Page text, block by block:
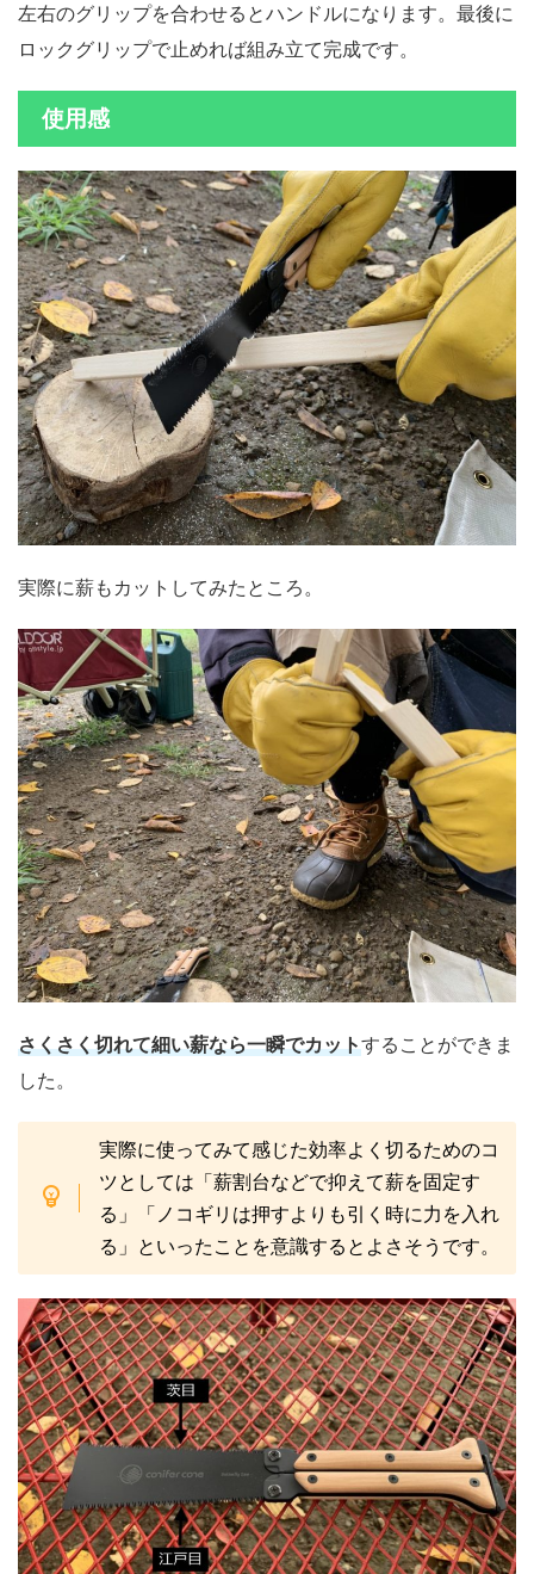
左右のグリップを合わせるとハンドルになります。最後に
ロックグリップで止めれば組み立て完成です。
使用感
実際に薪もカットしてみたところ。
さくさく切れて細い薪なら一瞬でカットすることができま
した。
実際に使ってみて感じた効率よく切るためのコ
ツとしては「薪割台などで抑えて薪を固定す
る」「ノコギリは押すよりも引く時に力を入れ
る」といったことを意識するとよさそうです。